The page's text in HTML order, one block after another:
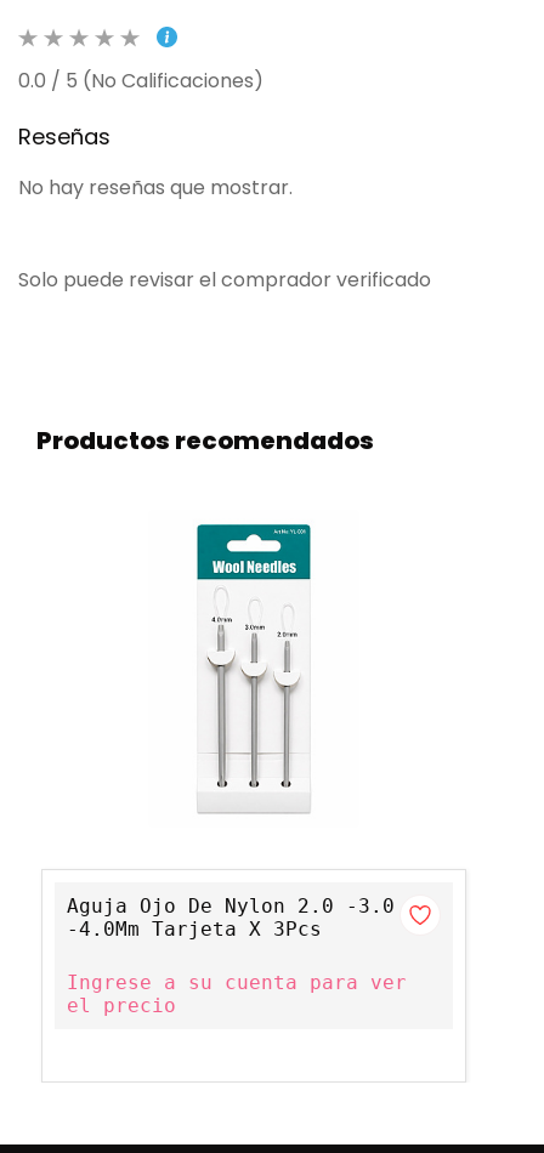
0.0 / 5 (No Calificaciones)
Reseñas
No hay reseñas que mostrar.
Solo puede revisar el comprador verificado
Productos recomendados
Aguja Ojo De Nylon 2.0 -3.0
-4.0Mm Tarjeta X 3Pcs
Ingrese a su cuenta para ver
el precio